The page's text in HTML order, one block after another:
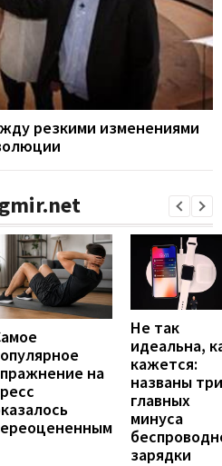
резкими изменениями
на
Не так
идеальна,
кажется:
названы три
главных
минуса
зарядки